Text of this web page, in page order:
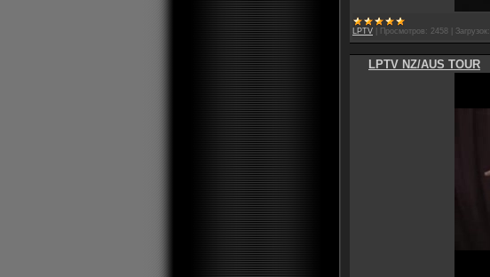
LPTV Просмотров: 2458 Загрузок:
LPTV NZ/AUS TOUR